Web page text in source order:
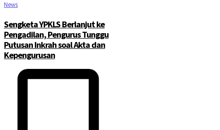
News
Sengketa YPKLS Berlanjut ke
Pengadilan, Pengurus Tunggu
Putusan Inkrah soal Akta dan
Kepengurusan